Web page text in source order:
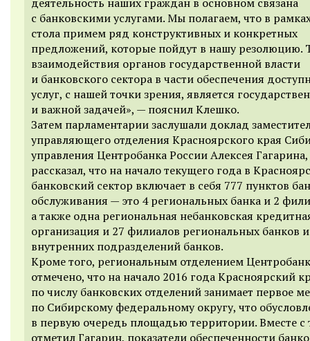
с банковскими услугами. Мы полагаем, что в
стола примем ряд конструктивных и конкретных
предложений, которые пойдут в нашу резолюцию.
взаимодействия органов государственной власти
и банковского сектора в части обеспечения
услуг, с нашей точки зрения, является
и важной задачей», — пояснил Клешко.
Затем парламентарии заслушали доклад
управляющего отделения Красноярского края
управления Центробанка России Алексея Гагарина,
рассказал, что на начало текущего года в
банковский сектор включает в себя 777 пунктов
обслуживания — это 4 региональных банка и 2
а также одна региональная небанковская
организация и 27 филиалов региональных банков
внутренних подразделений банков.
Кроме того, региональным отделением
отмечено, что на начало 2016 года Красноярский
по числу банковских отделений занимает первое
по Сибирскому федеральному округу, что
в первую очередь площадью территории.Вместе с
отметил Гагарин, показатели обеспеченности